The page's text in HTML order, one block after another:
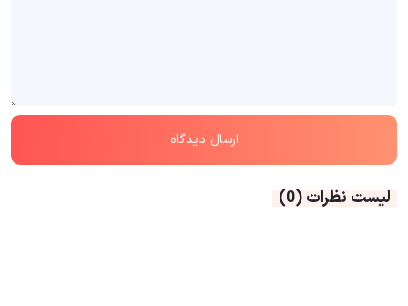
لیست نظرات(0)